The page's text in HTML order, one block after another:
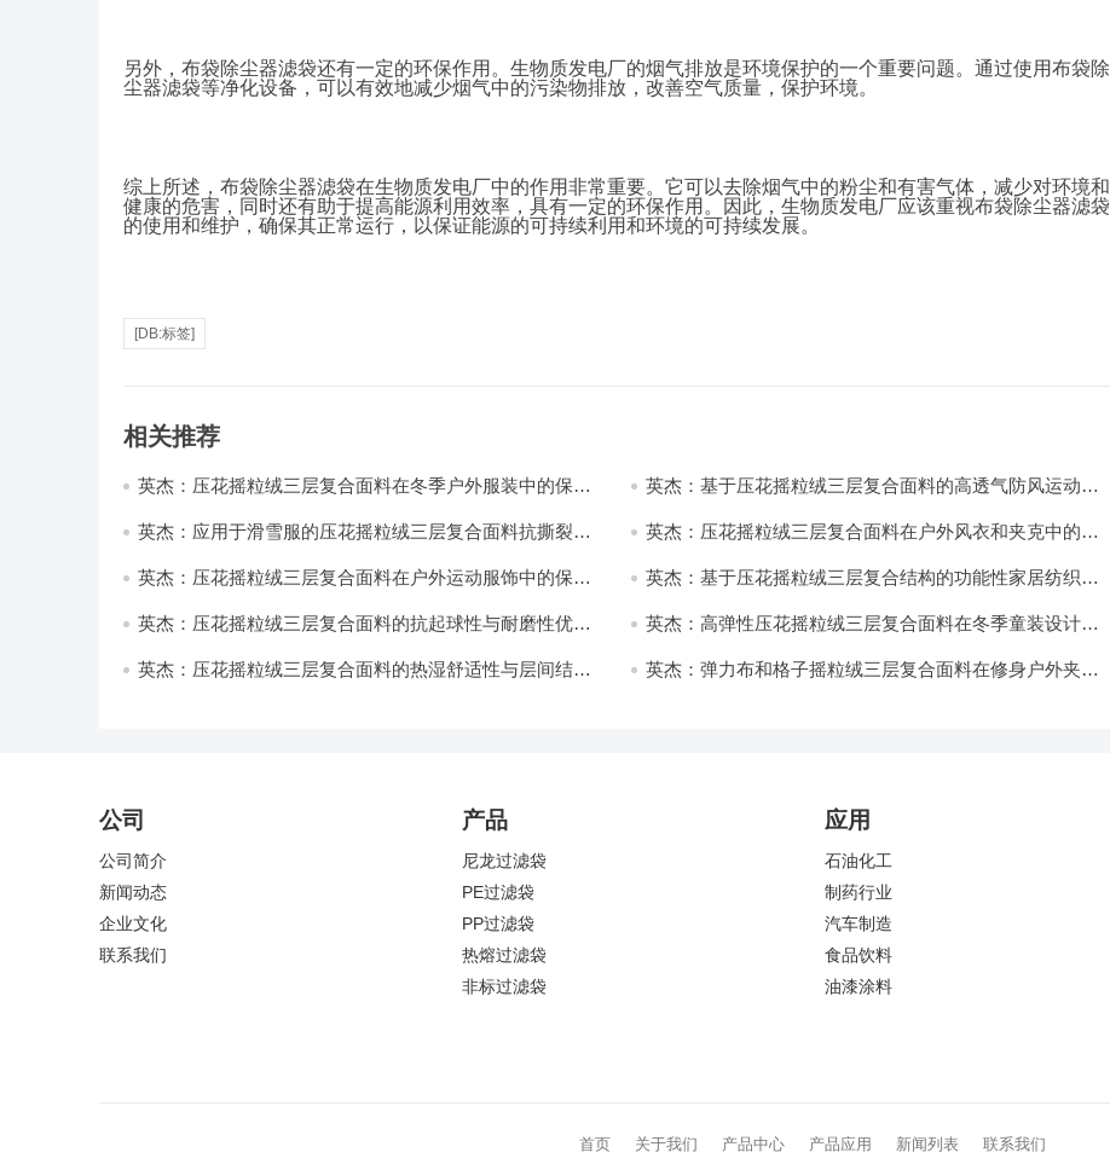
另外，布袋除尘器滤袋还有一定的环保作用。生物质发电厂的烟气排放是环境保护的一个重要问题。通过使用布袋除
尘器滤袋等净化设备，可以有效地减少烟气中的污染物排放，改善空气质量，保护环境。
综上所述，布袋除尘器滤袋在生物质发电厂中的作用非常重要。它可以去除烟气中的粉尘和有害气体，减少对环境和
健康的危害，同时还有助于提高能源利用效率，具有一定的环保作用。因此，生物质发电厂应该重视布袋除尘器滤袋
的使用和维护，确保其正常运行，以保证能源的可持续利用和环境的可持续发展。
[DB:标签]
相关推荐
英杰：压花摇粒绒三层复合面料在冬季户外服装中的保暖
英杰：基于压花摇粒绒三层复合面料的高透气防风运动服
英杰：应用于滑雪服的压花摇粒绒三层复合面料抗撕裂与
英杰：压花摇粒绒三层复合面料在户外风衣和夹克中的应
英杰：压花摇粒绒三层复合面料在户外运动服饰中的保暖
英杰：基于压花摇粒绒三层复合结构的功能性家居纺织品
英杰：压花摇粒绒三层复合面料的抗起球性与耐磨性优化
英杰：高弹性压花摇粒绒三层复合面料在冬季童装设计中
英杰：压花摇粒绒三层复合面料的热湿舒适性与层间结合
英杰：弹力布和格子摇粒绒三层复合面料在修身户外夹克
公司
公司简介
新闻动态
企业文化
联系我们
产品
尼龙过滤袋
PE过滤袋
PP过滤袋
热熔过滤袋
非标过滤袋
应用
石油化工
制药行业
汽车制造
食品饮料
油漆涂料
首页 关于我们 产品中心 产品应用 新闻列表 联系我们